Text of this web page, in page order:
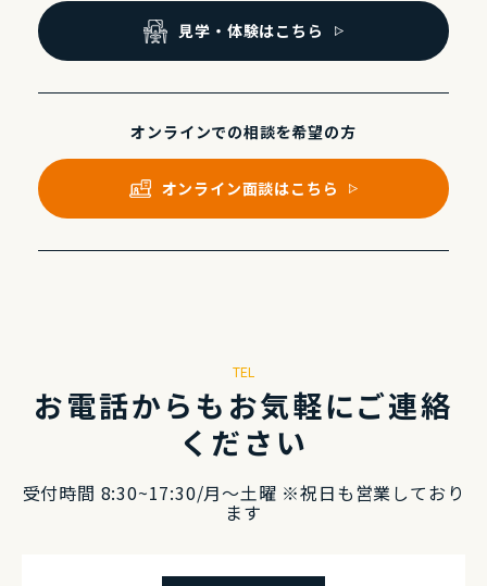
⾒学・体験はこちら
オンラインでの相談を希望の⽅
オンライン⾯談はこちら
TEL
お電話からもお気軽にご連絡
ください
受付時間 8:30~17:30/⽉〜⼟曜 ※祝⽇も営業しており
ます